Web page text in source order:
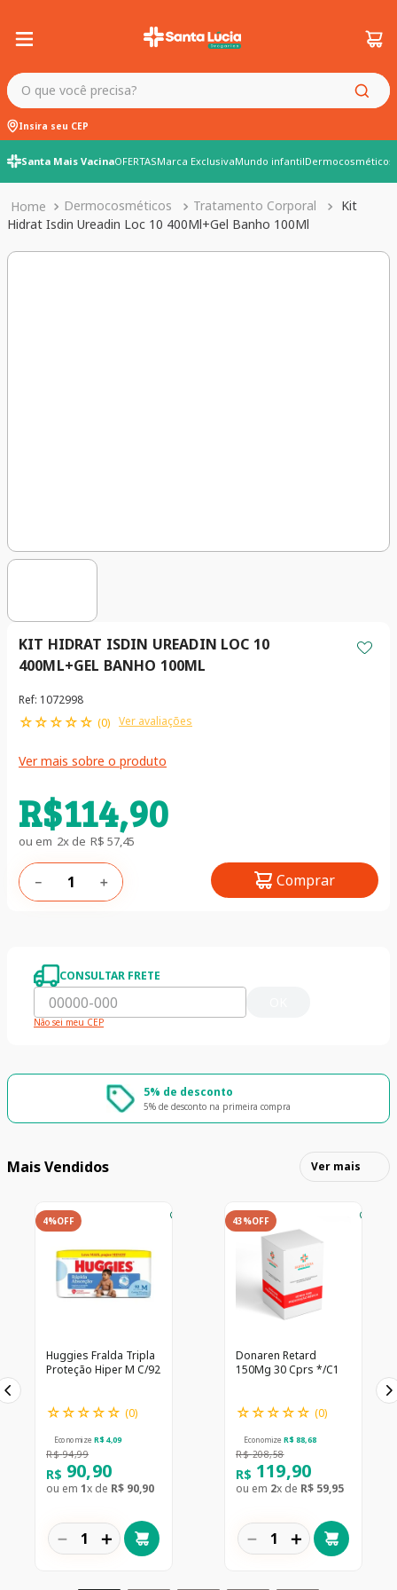
O que você precisa?
Insira seu CEP
Santa Mais VacinaOFERTASMarca ExclusivaMundo infantilDermocosméticos
Dermocosméticos Tratamento Corporal
Kit
Hidrat Isdin Ureadin Loc 10 400Ml+Gel Banho 100Ml
KIT HIDRAT ISDIN UREADIN LOC 10
400ML+GEL BANHO 100ML
Ref: 1072998
☆☆☆☆☆ (0) Ver avaliações
Ver mais sobre o produto
R$114,90
ou em 2x de R$ 57,45
＋
－ Comprar
CONSULTAR FRETE
Não sei meu CEP
5% de desconto
5% de desconto na primeira compra
Mais Vendidos Ver mais
4%OFF
Huggies Fralda Tripla
Proteção Hiper M C/92
☆☆☆☆☆ (0)
Economize R$ 4,09
R$ 94,99
R$ 90,90
ou em 1x de R$ 90,90
＋
－
43%OFF
Donaren Retard
150Mg 30 Cprs */C1
☆☆☆☆☆ (0)
Economize R$ 88,68
R$ 208,58
R$ 119,90
ou em 2x de R$ 59,95
＋
－